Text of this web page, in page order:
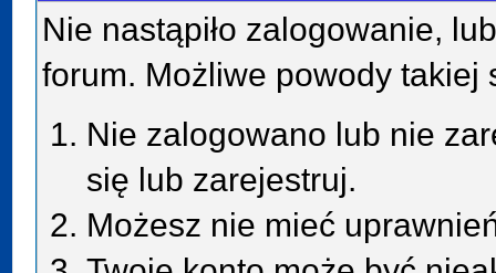
Nie nastąpiło zalogowanie,
forum. Możliwe powody takiej
Nie zalogowano lub nie
się lub zarejestruj.
Możesz nie mieć